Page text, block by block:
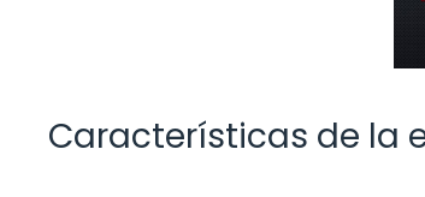
Características de la